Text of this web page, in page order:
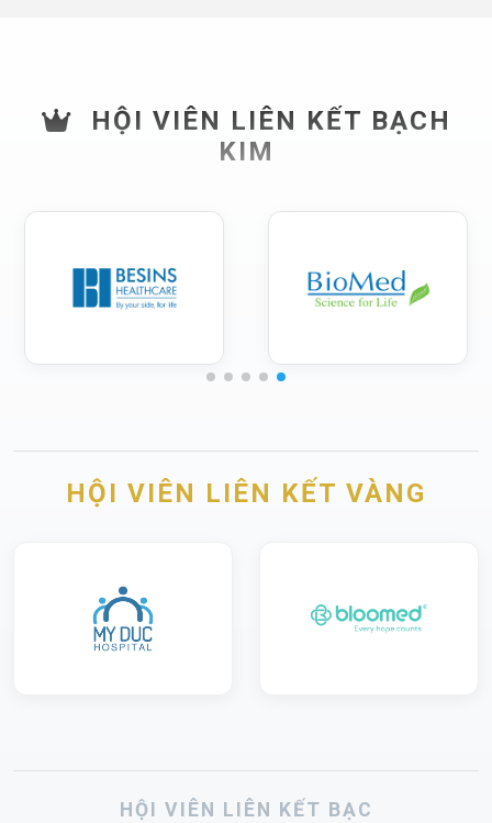
HỘI VIÊN LIÊN KẾT BẠCH
KIM
HỘI VIÊN LIÊN KẾT VÀNG
HỘI VIÊN LIÊN KẾT BẠC